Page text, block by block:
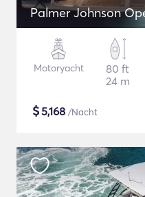
Palmer Johnson
Motoryacht
80 ft
24 m
$5,168 /Nacht